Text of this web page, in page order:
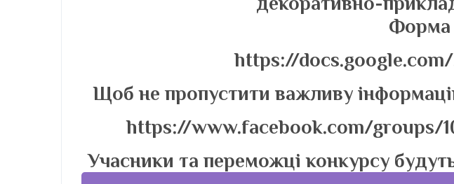
Форма
https://
Щоб не пропустити важливу
https://www.facebook.com/groups/
Учасники та переможці конкурсу